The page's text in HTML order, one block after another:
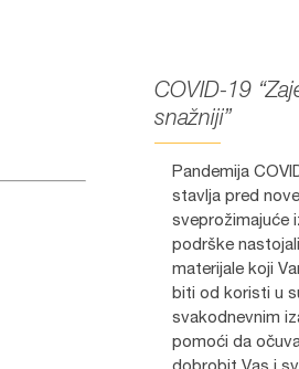
COVID-19
snažniji”
Pandemija
stavlja pred
sveprožimajuće
podrške
materijale koji
biti od koristi u
svakodnevnim
pomoći da